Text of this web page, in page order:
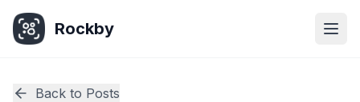
Rockby
Back to Posts